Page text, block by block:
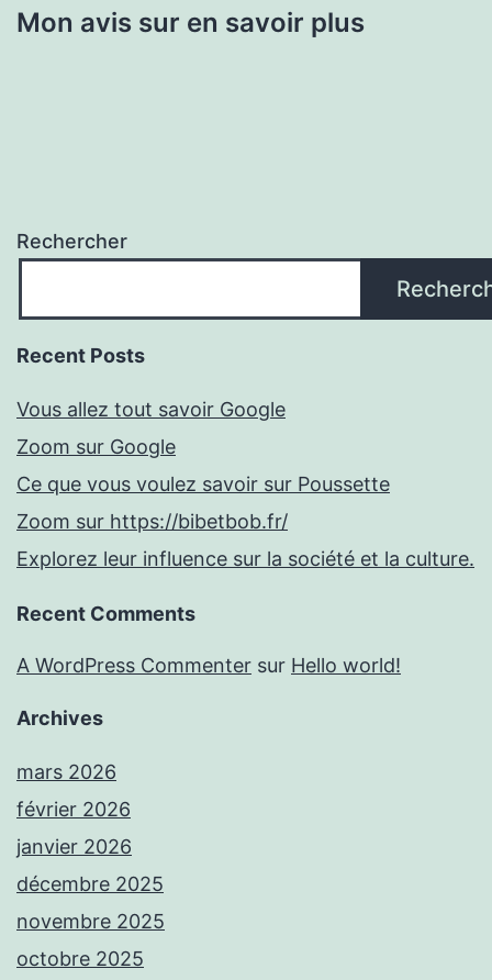
Mon avis sur en savoir plus
Rechercher
Recent Posts
Vous allez tout savoir Google
Zoom sur Google
Ce que vous voulez savoir sur Poussette
Zoom sur https://bibetbob.fr/
Explorez leur influence sur la société et la culture.
Recent Comments
A WordPress Commenter sur Hello world!
Archives
mars 2026
février 2026
janvier 2026
décembre 2025
novembre 2025
octobre 2025